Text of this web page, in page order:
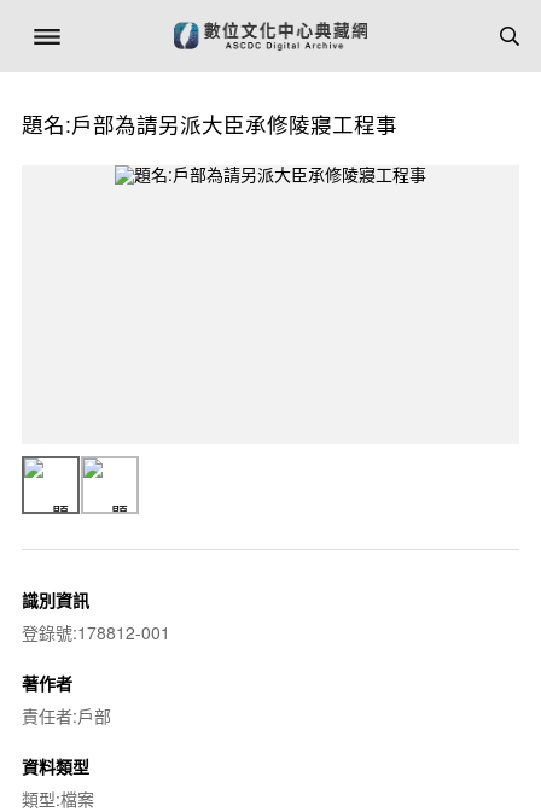
題名:戶部為請另派大臣承修陵寢工程事
識別資訊
登錄號:178812-001
著作者
責任者:戶部
資料類型
類型:檔案